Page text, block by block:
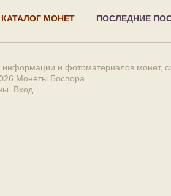
КАТАЛОГ МОНЕТ ПОСЛЕДНИЕ
информации и фотоматериалов монет,
Монеты Боспора
Вход